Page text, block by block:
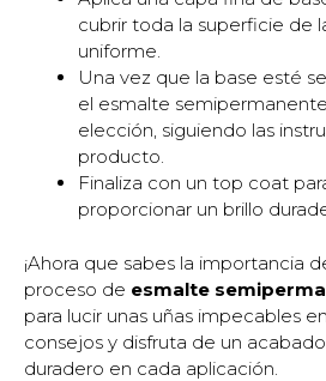
cubrir toda la superficie de
uniforme.
Una vez que la base esté
el esmalte
elección, siguiendo las
producto.
Finaliza con un top coat
proporcionar un brillo
¡Ahora que sabes la importancia
proceso de esmalte
para lucir unas uñas impecables
consejos y disfruta de un
duradero en cada aplicación.